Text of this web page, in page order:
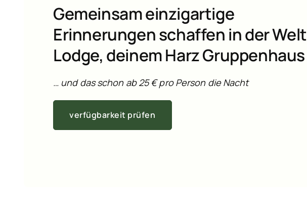
Gemeinsam einzigartige
Erinnerungen schaffen in der Welt
Lodge, deinem Harz Gruppenhaus
… und das schon ab 25 € pro Person die Nacht
verfügbarkeit prüfen